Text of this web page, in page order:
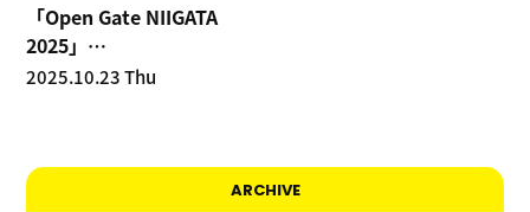
「Open Gate NIIGATA
2025」
若者の挑戦を応援します
2025.10.23 Thu
ARCHIVE